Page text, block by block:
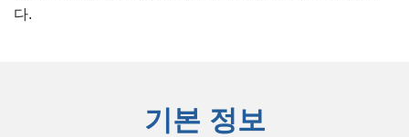
다.
기본 정보